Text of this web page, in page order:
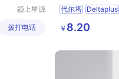
颍上星源
有限公司
拨打电话
镜 101114
代尔塔 Deltaplus
防风眼镜
￥ 8.20